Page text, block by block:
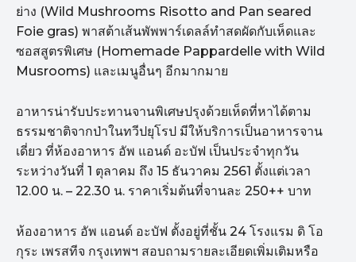
ย่าง (Wild Mushrooms Risotto and Pan seared
Foie gras) พาสต้าเส้นพัพพาร์เดลล์ทำสดผัดกับเห็ดและ
ซอสสูตรพิเศษ (Homemade Pappardelle with Wild
Musrooms) และเมนูอื่นๆ อีกมากมาย
อาหารน่ารับประทานจานพิเศษปรุงด้วยเห็ดที่หาได้ตาม
ธรรมชาติจากป่าในทวีปยุโรป มีให้บริการเป็นอาหารจาน
เดี่ยว ที่ห้องอาหาร อัพ แอนด์ อะบัฟ เป็นประจำทุกวัน
ระหว่างวันที่ 1 ตุลาคม ถึง 15 ธันวาคม 2561 ตั้งแต่เวลา
12.00 น. – 22.30 น. ราคาเริ่มต้นที่จานละ 250++ บาท
ห้องอาหาร อัพ แอนด์ อะบัฟ ตั้งอยู่ที่ชั้น 24 โรงแรม ดิ โอ
กุระ เพรสทีจ กรุงเทพฯ สอบถามรายละเอียดเพิ่มเติมหรือ